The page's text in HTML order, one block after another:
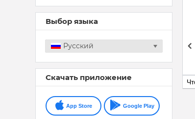
Выбор языка
Русский
Скачать приложение
App Store Google Play
Лариса Гудим